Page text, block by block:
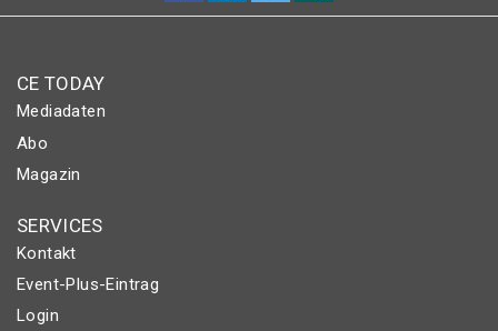
CE TODAY
Mediadaten
Abo
Magazin
SERVICES
Kontakt
Event-Plus-Eintrag
Login